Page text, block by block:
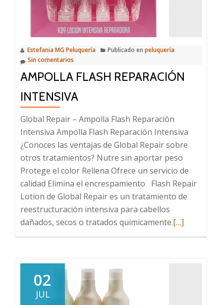
Estefania MG Peluquería Publicado en peluquería
Sin comentarios
AMPOLLA FLASH REPARACIÓN
INTENSIVA
Global Repair – Ampolla Flash Reparación
Intensiva Ampolla Flash Reparación Intensiva
¿Conoces las ventajas de Global Repair sobre
otros tratamientos? Nutre sin aportar peso
Protege el color Rellena Ofrece un servicio de
calidad Elimina el encrespamiento Flash Repair
Lotion de Global Repair es un tratamiento de
reestructuración intensiva para cabellos
dañados, secos o tratados químicamente.Leer
[…]
02
JUL